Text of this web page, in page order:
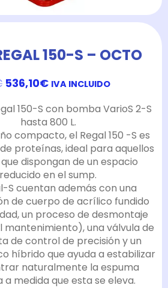
150-S – OCTO
EL
PRECIO
ORIGINAL
ERA:
635,25€.
536,10€PRECIO
ACTUAL
ES:
536,10€.
IVA INCLUIDO
150-S con bomba VarioS 2-S
hasta 800 L.
compacto, el Regal 150 -S es
proteínas, ideal para aquellos
dispongan de un espacio
reducido en el sump.
S cuentan además con una
de cuerpo de acrílico fundido
un proceso de desmontaje
mantenimiento), una válvula de
de control de precisión y un
híbrido que ayuda a estabilizar
naturalmente la espuma
a medida que esta se eleva.